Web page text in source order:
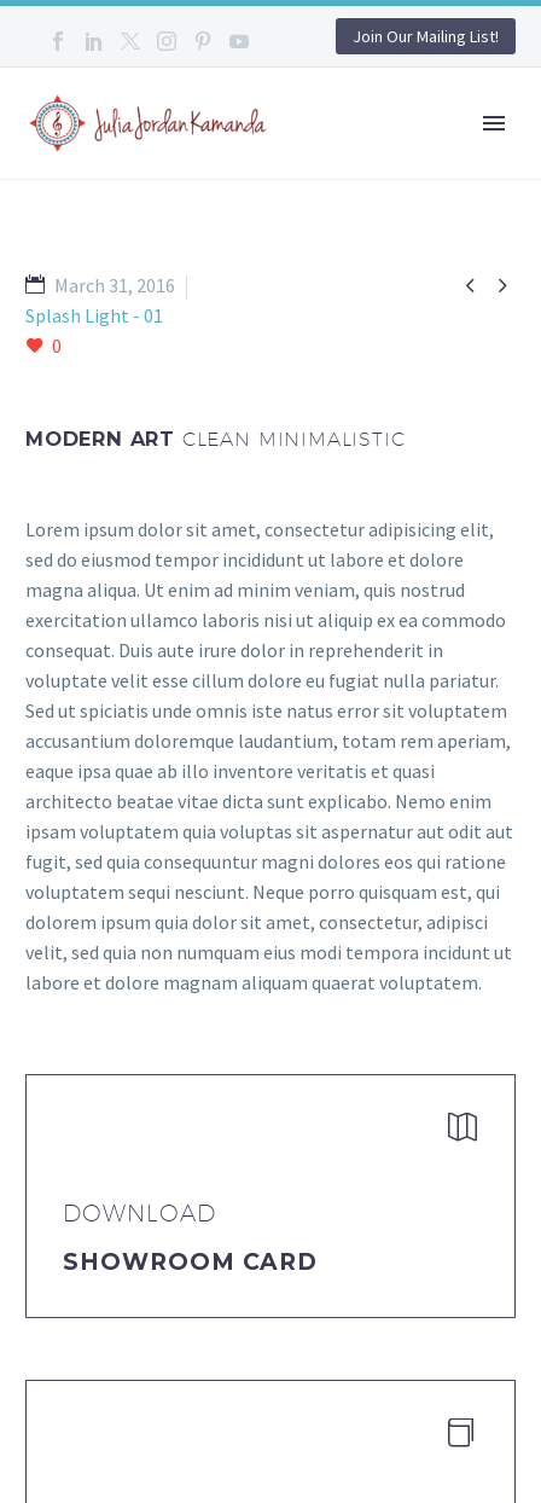
Join Our Mailing List!
 
March 31, 2016
Splash Light - 01
0
MODERN ART CLEAN MINIMALISTIC
Lorem ipsum dolor sit amet, consectetur adipisicing elit,
sed do eiusmod tempor incididunt ut labore et dolore
magna aliqua. Ut enim ad minim veniam, quis nostrud
exercitation ullamco laboris nisi ut aliquip ex ea commodo
consequat. Duis aute irure dolor in reprehenderit in
voluptate velit esse cillum dolore eu fugiat nulla pariatur.
Sed ut spiciatis unde omnis iste natus error sit voluptatem
accusantium doloremque laudantium, totam rem aperiam,
eaque ipsa quae ab illo inventore veritatis et quasi
architecto beatae vitae dicta sunt explicabo. Nemo enim
ipsam voluptatem quia voluptas sit aspernatur aut odit aut
fugit, sed quia consequuntur magni dolores eos qui ratione
voluptatem sequi nesciunt. Neque porro quisquam est, qui
dolorem ipsum quia dolor sit amet, consectetur, adipisci
velit, sed quia non numquam eius modi tempora incidunt ut
labore et dolore magnam aliquam quaerat voluptatem.


DOWNLOAD
SHOWROOM CARD

